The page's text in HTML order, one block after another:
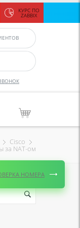
КУРС ПО
ZABBIX
Cisco
за NAT-ом
НОМЕРА